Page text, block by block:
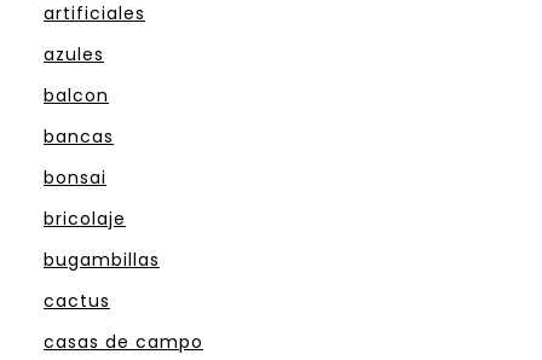
artificiales
azules
balcon
bancas
bonsai
bricolaje
bugambillas
cactus
casas de campo